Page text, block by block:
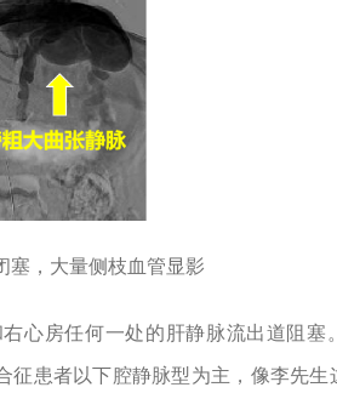
塞，大量侧枝血管显影
心房任何一处的肝静脉流出道阻塞
患者以下腔静脉型为主，像李先生